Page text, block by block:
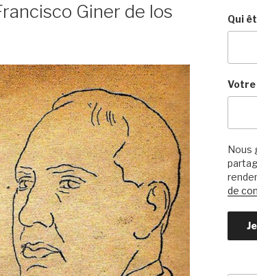
Giner de los
Qui
Nous
de